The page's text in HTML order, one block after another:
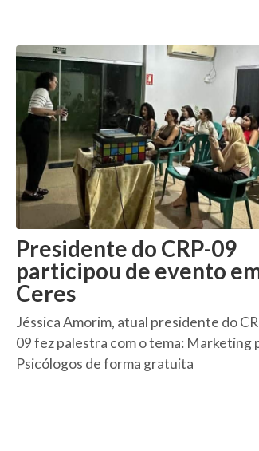
Presidente do CRP-09
participou de evento
Ceres
Jéssica Amorim, atual presidente do
09 fez palestra com o tema: Marketing
Psicólogos de forma gratuita